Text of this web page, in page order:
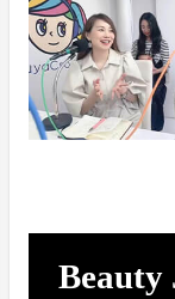
Beauty